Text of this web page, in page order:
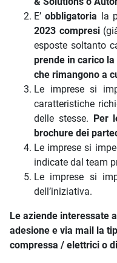
E’obbligatoria la
2023 compresi
esposte soltanto
prende in carico
che rimangono a
Le imprese si
caratteristiche
delle stesse. Per
brochure dei
Le imprese si
indicate dal team
Le imprese si
dell’iniziativa.
Le aziende interessate
adesione e via mail la
compressa / elettrici o